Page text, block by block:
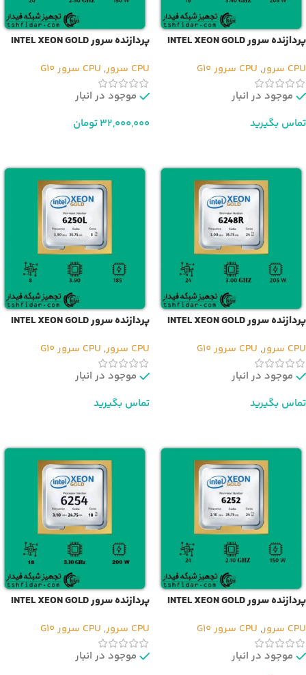
پردازنده سرور INTEL XEON GOLD
CPU سرور
, CPU سرور G10
موجود در انبار
تماس بگیرید
پردازنده سرور INTEL XEON GOLD
CPU سرور
, CPU سرور G10
موجود در انبار
32,000,000تومان
پردازنده سرور INTEL XEON GOLD
CPU سرور
, CPU سرور G10
موجود در انبار
تماس بگیرید
پردازنده سرور INTEL XEON GOLD
CPU سرور
, CPU سرور G10
موجود در انبار
تماس بگیرید
پردازنده سرور INTEL XEON GOLD
CPU سرور
, CPU سرور G10
موجود در انبار
پردازنده سرور INTEL XEON GOLD
CPU سرور
, CPU سرور G10
موجود در انبار